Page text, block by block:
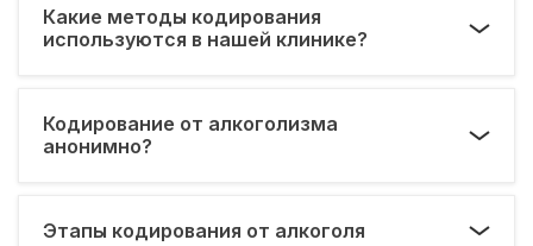
Какие методы кодирования
используются в нашей клинике?
Кодирование от алкоголизма
анонимно?
Этапы кодирования от алкоголя